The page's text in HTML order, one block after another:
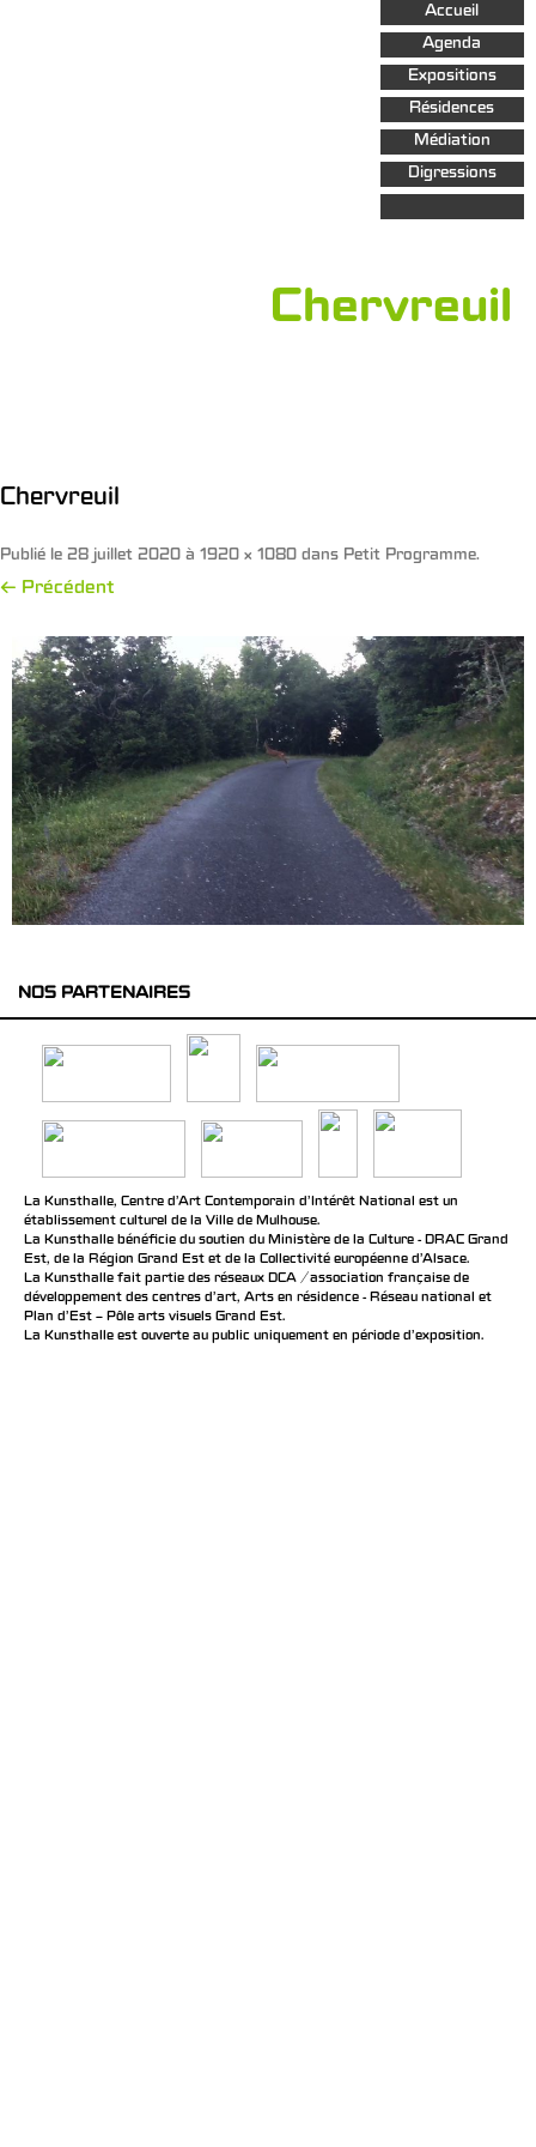
Aller au
contenu
principal
Accueil
Agenda
Expositions
Résidences
Médiation
Digressions
Chervreuil
Chervreuil
Publié le 28 juillet 2020 à 1920 × 1080 dans Petit Programme.
← Précédent
NOS PARTENAIRES
La Kunsthalle, Centre d’Art Contemporain d’Intérêt National est un
établissement culturel de la Ville de Mulhouse.
La Kunsthalle bénéficie du soutien du Ministère de la Culture - DRAC Grand
Est, de la Région Grand Est et de la Collectivité européenne d’Alsace.
La Kunsthalle fait partie des réseaux DCA / association française de
développement des centres d'art, Arts en résidence - Réseau national et
Plan d’Est – Pôle arts visuels Grand Est.
La Kunsthalle est ouverte au public uniquement en période d'exposition.